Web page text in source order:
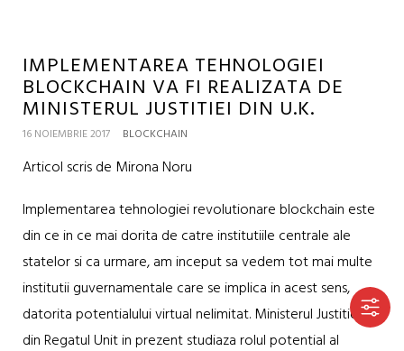
IMPLEMENTAREA TEHNOLOGIEI
BLOCKCHAIN VA FI REALIZATA DE
MINISTERUL JUSTITIEI DIN U.K.
16 NOIEMBRIE 2017 BLOCKCHAIN
Articol scris de Mirona Noru
Implementarea tehnologiei revolutionare blockchain este
din ce in ce mai dorita de catre institutiile centrale ale
statelor si ca urmare, am inceput sa vedem tot mai multe
institutii guvernamentale care se implica in acest sens,
datorita potentialului virtual nelimitat. Ministerul Justitiei
din Regatul Unit in prezent studiaza rolul potential al